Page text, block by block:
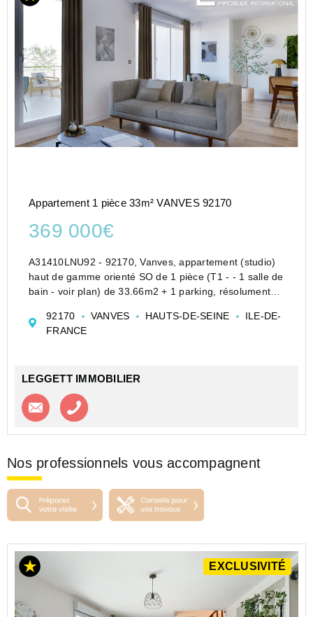
Appartement 1 pièce 33m² VANVES 92170
369 000€
A31410LNU92 - 92170, Vanves, appartement (studio)
haut de gamme orienté SO de 1 pièce (T1 - - 1 salle de
bain - voir plan) de 33.66m2 + 1 parking, résolument
offrant clarté et modernité au RDC d'un ens...
92170 VANVES HAUTS-DE-SEINE
ILE-DE-
FRANCE
LEGGETT IMMOBILIER
Contacter l'agence
Nos professionnels vous accompagnent
EXCLUSIVITÉ